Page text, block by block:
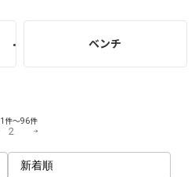
ベンチ
1件～96件
2
新着順